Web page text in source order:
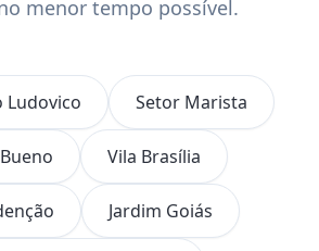
menor tempo possível.
Ludovico Setor Marista
Vila Brasília
Jardim Goiás